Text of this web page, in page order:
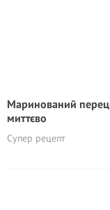
Маринований перець
миттєво
Супер рецепт